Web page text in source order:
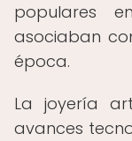
populares
asociaban
época.
La joyería
avances